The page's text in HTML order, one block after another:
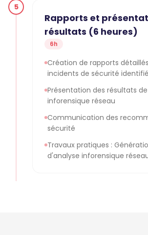
5
Rapports et
résultats (6 heures)
6h
Création de rapports
incidents de sécurité
Présentation des résultats
inforensique réseau
Communication des
sécurité
Travaux pratiques :
d'analyse inforensique